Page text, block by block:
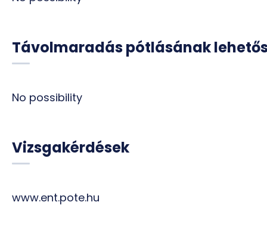
Távolmaradás pótlásának
No possibility
Vizsgakérdések
www.ent.pote.hu